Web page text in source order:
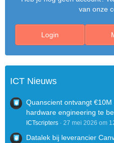
van onze
Login
ICT Nieuws
Quanscient ontvangt
hardware engineering te
ICTscripters 27 mei 2026 om
Datalek bij leverancier